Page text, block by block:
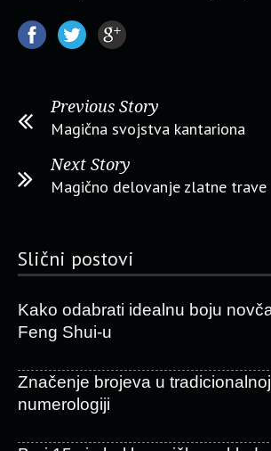
Previous Story
Magična svojstva kantariona
Next Story
Magično delovanje zlatne trave
Slični postovi
Kako odabrati idealnu boju
Feng Shui-u
Značenje brojeva u
numerologiji